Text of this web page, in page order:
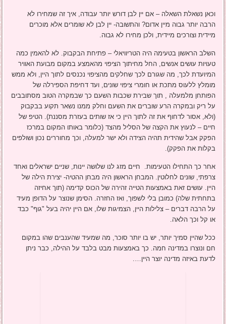
וכאן נשאלת השאלה – אם יין לבן דורש יותר עבודה, איך זה שמחירו לא
הרבה יותר גבוה מיין אדום? והתשובה- יין לבן לא שומרים אלא מוכרים
מיידית וצורכים מיידית, ולכן מחירו לא גבוה.
השלב הראשון בטעימה היה הטריוויאלי – פתיחת הבקבוק. לא להאמין כמה
טעויות עושים אנשים, החל מחיתוך הציפוי מהאמצע במקום מבועת האוויר
המיועדת לכך, מה שגורם לכך שחלקים מהציפוי נכנסים לתוך היין, ולא ממש
מומלץ ללעוס מתכת או חומרי ציפוי שונים, ועד דחיפת הספירלה של
הפותחן מלמעלה , תוך שבירת שכבות השעם כך שבמקרה הטוב מסתובבים
על ריק ובמקרה הרע שוברים את השעם וחלק ממנו נשאר תקוע בבקבוק
(ולא, אסור לדחוף את זה לתוך היין כי אז שותים בעזרת מסננת). הטיפ של
חיים – לנעוץ את הקצה של הסליל מהצד (כלומר באותו המקום במרכז
הפקק אבל שהידית תהיה הצידה ולא ישר למעלה, וכך מחוררים נכון ושולפים
בקלות את הפקק).
אחר כך התחילו הטעימות. חיים מזג לנו שלושה יינות, שניים ישראלים ואחד
צרפתי, שונים לחלוטין. המבחן הראשון היה מבחן ההטיה- יצירת הילה של
היין. עושים זאת באמצעות הטייה זהירה של הכוס קדימה (תוך אחיזה
בתחתית שלה) כמובן בלי לשפוך, ואז החזרה. הסימן שנוצר על הדופן מעיד
על הרבה דברים – צלילות היין, הצמיגות שלו, אם היין יהיה בעל "גוף" כבד
או קל וכך הלאה.
ככל שהיין סמיך יותר, יש בו יותר סוכר, מה שמעיד שהענבים שהו במקום
חם ונוצרו במדינה חמה. כך באמצעות מבט בלבד על ההילה, כבר ניתן
לדעת באיזה מדינה יוצר היין….